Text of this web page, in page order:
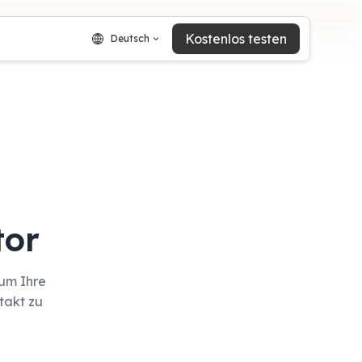
Deutsch Kostenlos testen
Ihre
zu